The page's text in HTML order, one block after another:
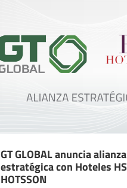
GT GLOBAL anuncia alianza
estratégica con Hoteles HS
HOTSSON